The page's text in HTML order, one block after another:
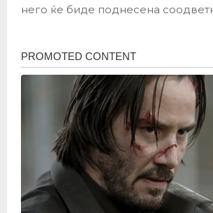
него ќе биде поднесена